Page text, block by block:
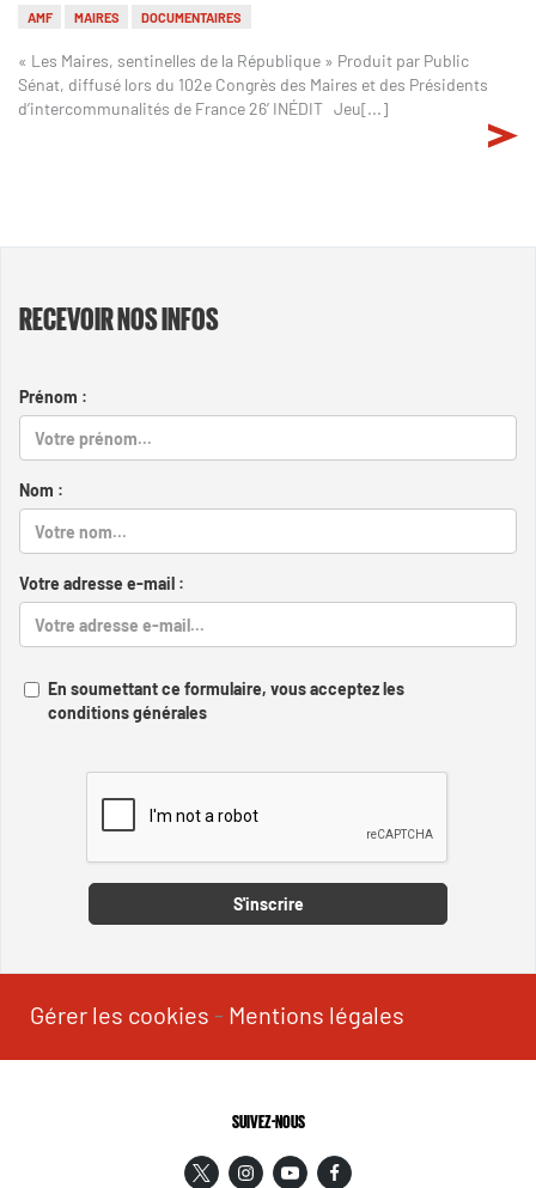
AMF MAIRES DOCUMENTAIRES
« Les Maires, sentinelles de la République » Produit par Public
Sénat, diffusé lors du 102e Congrès des Maires et des Présidents
d’intercommunalités de France 26’ INÉDIT Jeu[...]
RECEVOIR NOS INFOS
Prénom :
Nom :
Votre adresse e-mail :
En soumettant ce formulaire, vous acceptez les
conditions générales
S'inscrire
Gérer les cookies - Mentions légales
SUIVEZ-NOUS